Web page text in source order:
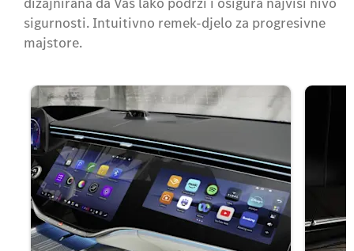
sigurnosti. Intuitivno remek-djelo za progresivne
majstore.